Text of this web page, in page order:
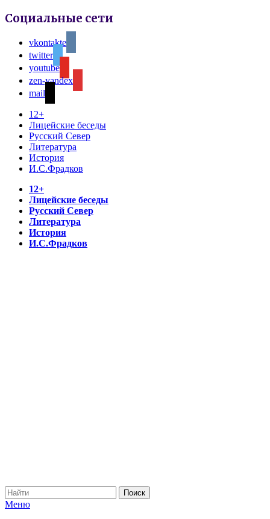
Социальные сети
vkontakte
twitter
youtube
zen-yandex
mail
12+
Лицейские беседы
Русский Север
Литература
История
И.С.Фрадков
12+
Лицейские беседы
Русский Север
Литература
История
И.С.Фрадков
Меню